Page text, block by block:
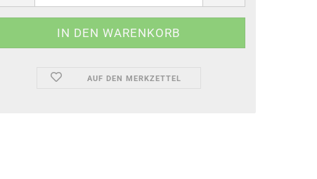
AUF DEN MERKZETTEL